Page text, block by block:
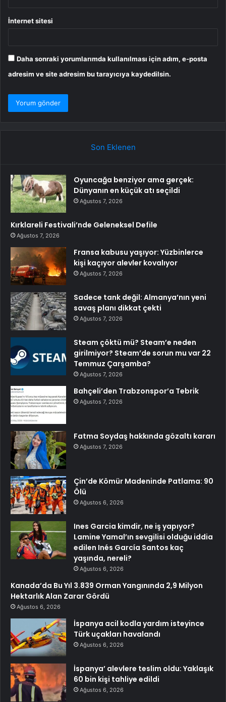
İnternet sitesi
Daha sonraki yorumlarımda kullanılması için adım, e-posta
adresim ve site adresim bu tarayıcıya kaydedilsin.
Son Eklenen
Oyuncağa benziyor ama gerçek:
Dünyanın en küçük atı seçildi
Ağustos 7, 2026
Kırklareli Festivali’nde Geleneksel Defile
Ağustos 7, 2026
Fransa kabusu yaşıyor: Yüzbinlerce
kişi kaçıyor alevler kovalıyor
Ağustos 7, 2026
Sadece tank değil: Almanya’nın yeni
savaş planı dikkat çekti
Ağustos 7, 2026
Steam çöktü mü? Steam’e neden
girilmiyor? Steam’de sorun mu var 22
Temmuz Çarşamba?
Ağustos 7, 2026
Bahçeli’den Trabzonspor’a Tebrik
Ağustos 7, 2026
Fatma Soydaş hakkında gözaltı kararı
Ağustos 7, 2026
Çin’de Kömür Madeninde Patlama: 90
Ölü
Ağustos 6, 2026
Ines Garcia kimdir, ne iş yapıyor?
Lamine Yamal’ın sevgilisi olduğu iddia
edilen Inés García Santos kaç
yaşında, nereli?
Ağustos 6, 2026
Kanada’da Bu Yıl 3.839 Orman Yangınında 2,9 Milyon
Hektarlık Alan Zarar Gördü
Ağustos 6, 2026
İspanya acil kodla yardım isteyince
Türk uçakları havalandı
Ağustos 6, 2026
İspanya’ alevlere teslim oldu: Yaklaşık
60 bin kişi tahliye edildi
Ağustos 6, 2026